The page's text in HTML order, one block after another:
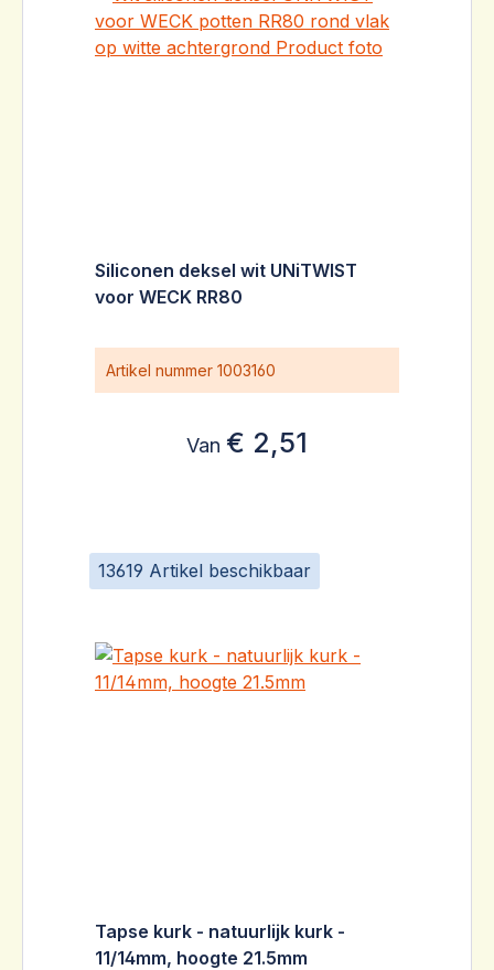
13619 Artikel beschikbaar
Siliconen deksel wit UNiTWIST
voor WECK RR80
Artikel nummer 1003160
Van € 2,51
Tapse kurk - natuurlijk kurk -
11/14mm, hoogte 21.5mm